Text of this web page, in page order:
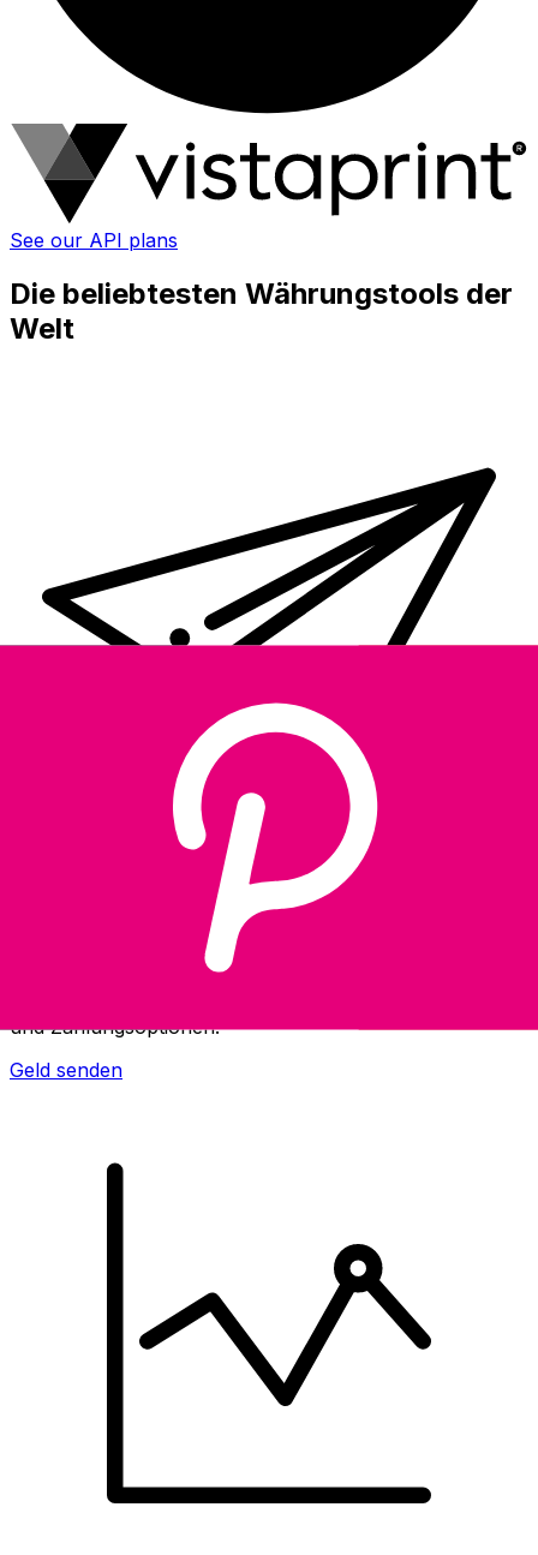
See our API plans
Die beliebtesten Währungstools der
Welt
XE Internationaler Geldtransfer
Geld schnell, sicher und einfach online versenden. Live-
und Zahlungsoptionen.
Geld senden